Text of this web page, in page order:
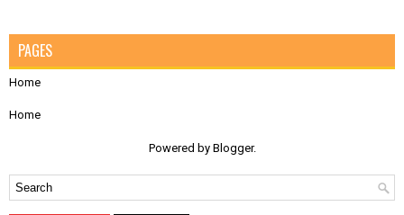
PAGES
Home
Home
Powered by Blogger.